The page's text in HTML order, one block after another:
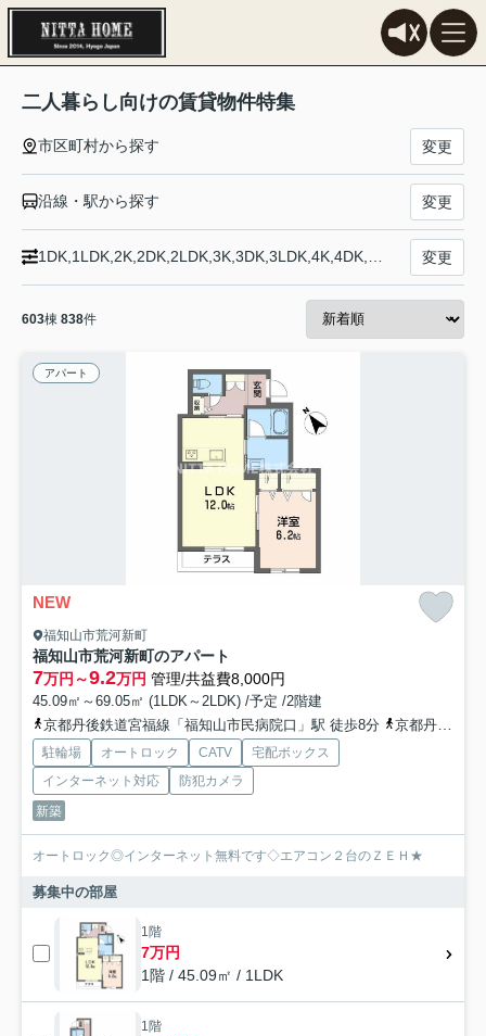
二人暮らし向けの賃貸物件特集
市区町村から探す 変更
沿線・駅から探す 変更
1DK,1LDK,2K,2DK,2LDK,3K,3DK,3LDK,4K,4DK,4LDK以上 変更
603棟 838件
アパート
NEW
福知山市荒河新町
福知山市荒河新町のアパート
7万円～9.2万円 管理/共益費8,000円
45.09㎡～69.05㎡ (1LDK～2LDK) /予定 /2階建
京都丹後鉄道宮福線「福知山市民病院口」駅 徒歩8分
京都丹後鉄道宮福線「荒河かしの木台」駅 徒歩19分
駐輪場 オートロック CATV
宅配ボックス
インターネット対応
防犯カメラ
新築
オートロック◎インターネット無料です◇エアコン２台のＺＥＨ★
募集中の部屋
1階
7万円
1階 / 45.09㎡ / 1LDK
1階